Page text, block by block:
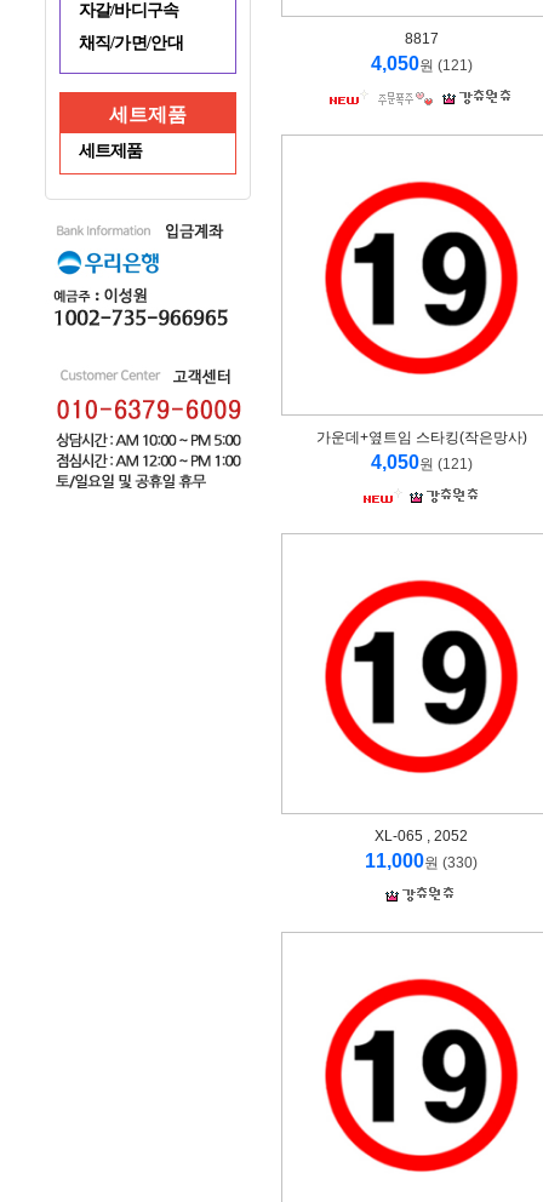
자갈/바디구속
채직/가면/안대
세트제품
세트제품
8817
4,050원 (121)
가운데+옆트임 스타킹(작은망사)
4,050원 (121)
XL-065 , 2052
11,000원 (330)